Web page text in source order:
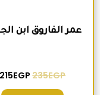
عمر الفاروق ابن
235EGP
215EGP